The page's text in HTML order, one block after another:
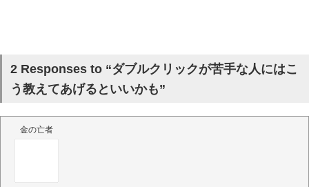
2 Responses to “ダブルクリックが苦手な人にはこ
う教えてあげるといいかも”
金の亡者